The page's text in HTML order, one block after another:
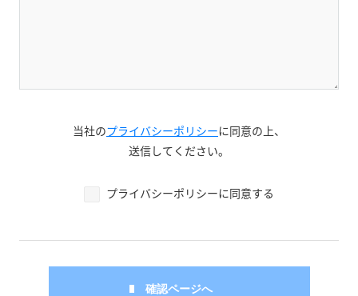
当社のプライバシーポリシーに同意の上、
送信してください。
プライバシーポリシーに同意する